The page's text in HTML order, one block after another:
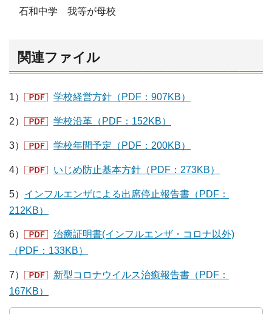
石和中学 我等が母校
関連ファイル
1） 学校経営方針（PDF：907KB）
2） 学校沿革（PDF：152KB）
3） 学校年間予定（PDF：200KB）
4） いじめ防止基本方針（PDF：273KB）
5） インフルエンザによる出席停止報告書（PDF：
212KB）
6）
治癒証明書(インフルエンザ・コロナ以外)
（PDF：133KB）
7）
新型コロナウイルス治癒報告書（PDF：
167KB）